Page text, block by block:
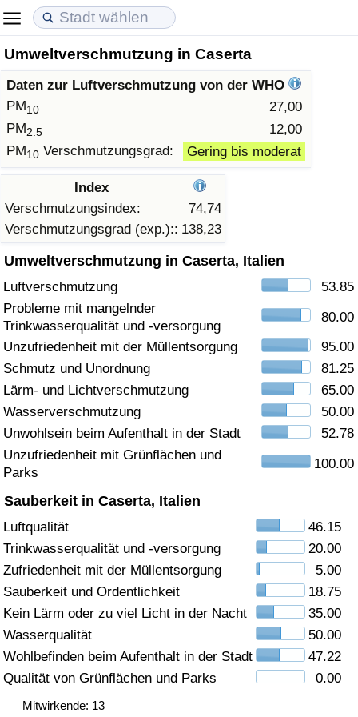
Umweltverschmutzung in Caserta
Daten zur Luftverschmutzung von der WHO
PM10
27,00
PM2.5
12,00
PM10 Verschmutzungsgrad: Gering bis moderat
Index
Verschmutzungsindex:
74,74
Verschmutzungsgrad (exp.):: 138,23
Umweltverschmutzung in Caserta, Italien
Luftverschmutzung
53.85
Probleme mit mangelnder
Trinkwasserqualität und -versorgung
80.00
Unzufriedenheit mit der Müllentsorgung
95.00
Schmutz und Unordnung
81.25
Lärm- und Lichtverschmutzung
65.00
Wasserverschmutzung
50.00
Unwohlsein beim Aufenthalt in der Stadt
52.78
Unzufriedenheit mit Grünflächen und
Parks
100.00
Sauberkeit in Caserta, Italien
Luftqualität
46.15
Trinkwasserqualität und -versorgung
20.00
Zufriedenheit mit der Müllentsorgung
5.00
Sauberkeit und Ordentlichkeit
18.75
Kein Lärm oder zu viel Licht in der Nacht
35.00
Wasserqualität
50.00
Wohlbefinden beim Aufenthalt in der Stadt
47.22
Qualität von Grünflächen und Parks
0.00
Mitwirkende: 13
Lebenshaltungskosten
Lebenshaltungskosten-Index (aktuell)
Lebenshaltungskosten-Index
Lebenshaltungskosten-Index nach Land
in Akaba
Immobilienpreise
Immobilienpreis-Index (aktuell)
Immobilienpreis-Index
Immobilienpreis-Index nach Land
Lebensqualität
Lebensqualität-Index
Lebensqualität-Index (aktuell)
Lebensqualitätsindex nach Land
Kriminalität
Kriminalitäts-Index (aktuell)
Kriminalitäts-Index
Kriminalitätsindex nach Land
Gesundheitsversorgung
Gesundheitsversorgungs-Index (aktuell)
Gesundheitsversorgungs-Index
Gesundheitsversorgungs-Index nach Land
Umweltverschmutzung
Umweltverschmutzungs-Index (aktuell)
Verschmutzungsindex
Umweltverschmutzungs-Index nach Land
Verkehr